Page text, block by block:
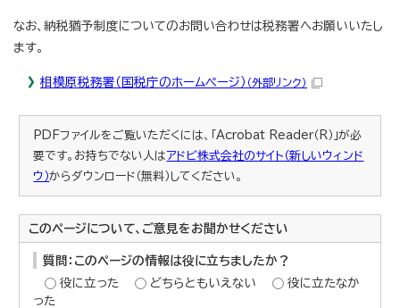
なお、納税猶予制度についてのお問い合わせは税務署へお願いいたし
ます。
相模原税務署（国税庁のホームページ） （外部リンク）
PDFファイルをご覧いただくには、「Acrobat Reader（R）」が必
要です。お持ちでない人はアドビ株式会社のサイト（新しいウィンド
ウ）からダウンロード（無料）してください。
このページについて、ご意見をお聞かせください
質問：このページの情報は役に立ちましたか？
役に立った
どちらともいえない
役に立たなか
った